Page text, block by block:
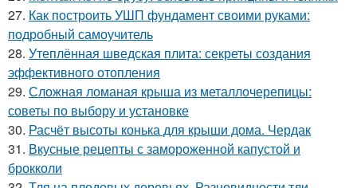
27. Как построить УШП фундамент своими руками:
подробный самоучитель
28. Утеплённая шведская плита: секреты создания
эффективного отопления
29. Сложная ломаная крыша из металлочерепицы:
советы по выбору и установке
30. Расчёт высоты конька для крыши дома. Чердак
31. Вкусные рецепты с замороженной капустой и
брокколи